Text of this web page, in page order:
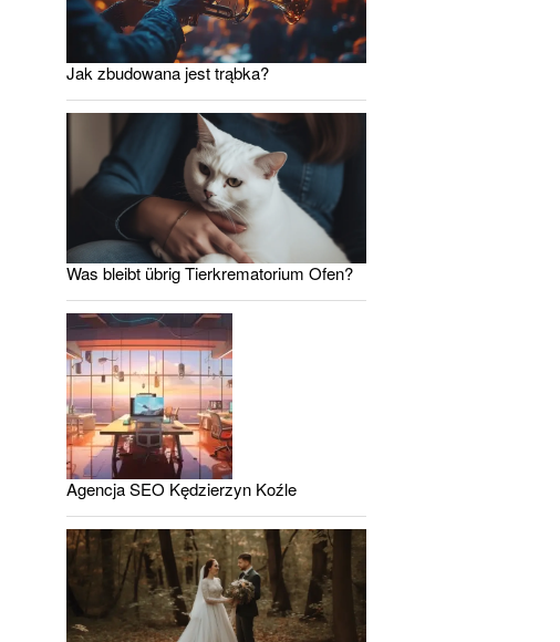
Jak zbudowana jest trąbka?
Was bleibt übrig Tierkrematorium Ofen?
Agencja SEO Kędzierzyn Koźle